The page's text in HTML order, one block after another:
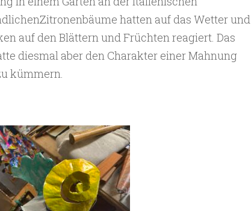
hatten auf das Wetter und
auf den Blättern und Früchten reagiert. Das
diesmal aber den Charakter einer Mahnung
kümmern.